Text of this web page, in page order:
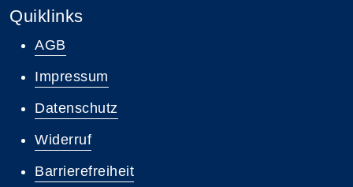
Quiklinks
AGB
Impressum
Datenschutz
Widerruf
Barrierefreiheit